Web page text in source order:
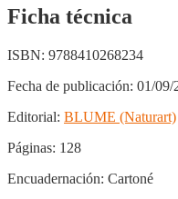
Ficha técnica
ISBN: 9788410268234
Fecha de publicación: 01/09/
Editorial: BLUME (Naturart)
Páginas: 128
Encuadernación: Cartoné